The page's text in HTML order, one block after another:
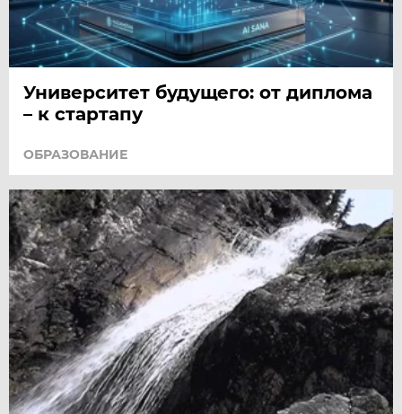
Университет будущего: от диплома
– к стартапу
ОБРАЗОВАНИЕ